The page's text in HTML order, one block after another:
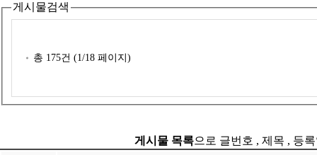
게시물검색
총 175건 (1/18 페이지)
게시물 목록으로 글번호 , 제목 , 등